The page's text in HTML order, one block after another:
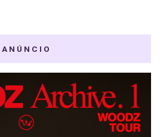
ANÚNCIO